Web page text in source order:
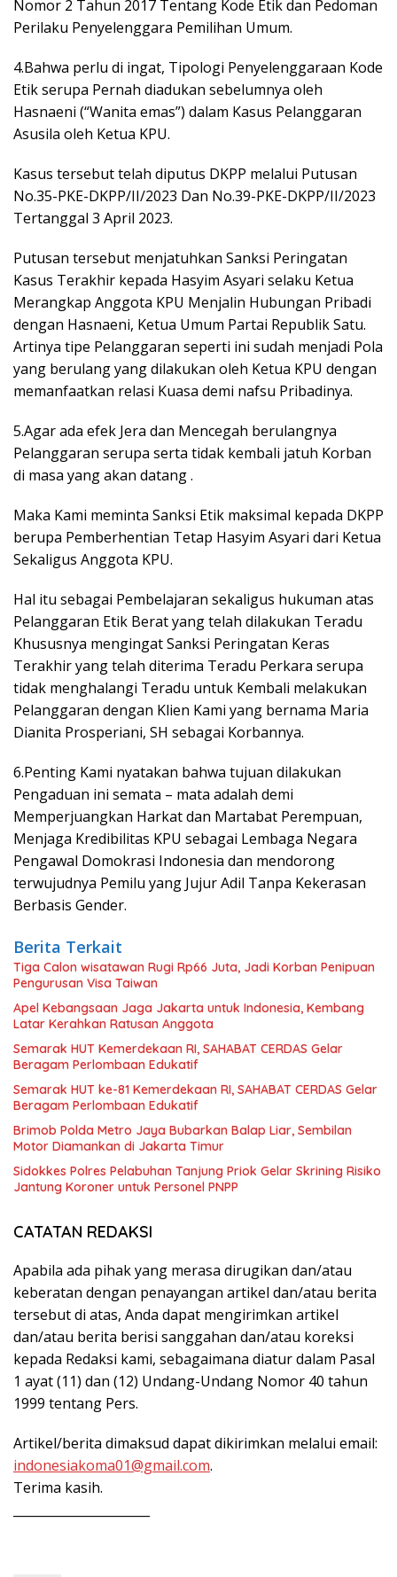
Nomor 2 Tahun 2017 Tentang Kode Etik dan Pedoman
Perilaku Penyelenggara Pemilihan Umum.
4.Bahwa perlu di ingat, Tipologi Penyelenggaraan Kode
Etik serupa Pernah diadukan sebelumnya oleh
Hasnaeni (“Wanita emas”) dalam Kasus Pelanggaran
Asusila oleh Ketua KPU.
Kasus tersebut telah diputus DKPP melalui Putusan
No.35-PKE-DKPP/II/2023 Dan No.39-PKE-DKPP/II/2023
Tertanggal 3 April 2023.
Putusan tersebut menjatuhkan Sanksi Peringatan
Kasus Terakhir kepada Hasyim Asyari selaku Ketua
Merangkap Anggota KPU Menjalin Hubungan Pribadi
dengan Hasnaeni, Ketua Umum Partai Republik Satu.
Artinya tipe Pelanggaran seperti ini sudah menjadi Pola
yang berulang yang dilakukan oleh Ketua KPU dengan
memanfaatkan relasi Kuasa demi nafsu Pribadinya.
5.Agar ada efek Jera dan Mencegah berulangnya
Pelanggaran serupa serta tidak kembali jatuh Korban
di masa yang akan datang .
Maka Kami meminta Sanksi Etik maksimal kepada DKPP
berupa Pemberhentian Tetap Hasyim Asyari dari Ketua
Sekaligus Anggota KPU.
Hal itu sebagai Pembelajaran sekaligus hukuman atas
Pelanggaran Etik Berat yang telah dilakukan Teradu
Khususnya mengingat Sanksi Peringatan Keras
Terakhir yang telah diterima Teradu Perkara serupa
tidak menghalangi Teradu untuk Kembali melakukan
Pelanggaran dengan Klien Kami yang bernama Maria
Dianita Prosperiani, SH sebagai Korbannya.
6.Penting Kami nyatakan bahwa tujuan dilakukan
Pengaduan ini semata – mata adalah demi
Memperjuangkan Harkat dan Martabat Perempuan,
Menjaga Kredibilitas KPU sebagai Lembaga Negara
Pengawal Domokrasi Indonesia dan mendorong
terwujudnya Pemilu yang Jujur Adil Tanpa Kekerasan
Berbasis Gender.
Berita Terkait
Tiga Calon wisatawan Rugi Rp66 Juta, Jadi Korban Penipuan
Pengurusan Visa Taiwan
Apel Kebangsaan Jaga Jakarta untuk Indonesia, Kembang
Latar Kerahkan Ratusan Anggota
Semarak HUT Kemerdekaan RI, SAHABAT CERDAS Gelar
Beragam Perlombaan Edukatif
Semarak HUT ke-81 Kemerdekaan RI, SAHABAT CERDAS Gelar
Beragam Perlombaan Edukatif
Brimob Polda Metro Jaya Bubarkan Balap Liar, Sembilan
Motor Diamankan di Jakarta Timur
Sidokkes Polres Pelabuhan Tanjung Priok Gelar Skrining Risiko
Jantung Koroner untuk Personel PNPP
CATATAN REDAKSI
Apabila ada pihak yang merasa dirugikan dan/atau
keberatan dengan penayangan artikel dan/atau berita
tersebut di atas, Anda dapat mengirimkan artikel
dan/atau berita berisi sanggahan dan/atau koreksi
kepada Redaksi kami, sebagaimana diatur dalam Pasal
1 ayat (11) dan (12) Undang-Undang Nomor 40 tahun
1999 tentang Pers.
Artikel/berita dimaksud dapat dikirimkan melalui email:
indonesiakoma01@gmail.com.
Terima kasih.